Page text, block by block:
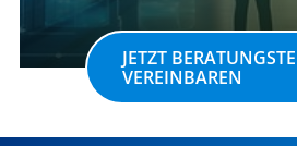
JETZT
VEREINBAREN